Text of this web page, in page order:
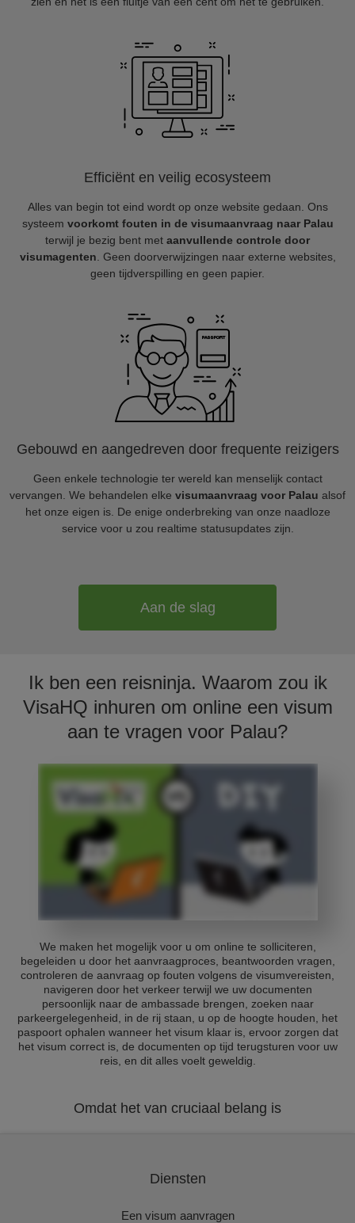
Efficiënt en veilig ecosysteem
Alles van begin tot eind wordt op onze website gedaan. Ons
systeem voorkomt fouten in de visumaanvraag naar Palau
terwijl je bezig bent met aanvullende controle door
visumagenten . Geen doorverwijzingen naar externe websites,
geen tijdverspilling en geen papier.
Gebouwd en aangedreven door frequente reizigers
Geen enkele technologie ter wereld kan menselijk contact
vervangen. We behandelen elke visumaanvraag voor Palau alsof
het onze eigen is. De enige onderbreking van onze naadloze
service voor u zou realtime statusupdates zijn.
Aan de slag
Ik ben een reisninja. Waarom zou ik
VisaHQ inhuren om online een visum
aan te vragen voor Palau?
We maken het mogelijk voor u om online te solliciteren,
begeleiden u door het aanvraagproces, beantwoorden vragen,
controleren de aanvraag op fouten volgens de visumvereisten,
navigeren door het verkeer terwijl we uw documenten
persoonlijk naar de ambassade brengen, zoeken naar
parkeergelegenheid, in de rij staan, u op de hoogte houden, het
paspoort ophalen wanneer het visum klaar is, ervoor zorgen dat
het visum correct is, de documenten op tijd terugsturen voor uw
reis, en dit alles voelt geweldig.
Omdat het van cruciaal belang is
Diensten
Een visum aanvragen